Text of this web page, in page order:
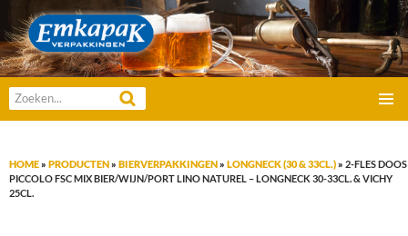
Emkapak Verpakkingen B.V.
Zoeken
naar:
GA
INHOUD
HOME» PRODUCTEN» BIERVERPAKKINGEN» LONGNECK (30 & 33CL.)» 2-FLES DOOS
PICCOLO FSC MIX BIER/WIJN/PORT LINO NATUREL – LONGNECK 30-33CL. & VICHY
25CL.